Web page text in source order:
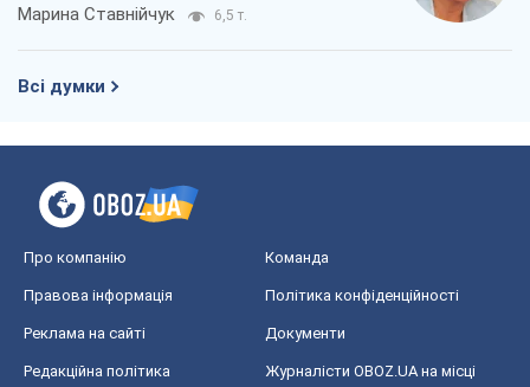
Марина Ставнійчук 6,5 т.
Всі думки
Про компанію Команда
Правова інформація Політика конфіденційності
Реклама на сайті Документи
Редакційна політика
Журналісти OBOZ.UA на місці